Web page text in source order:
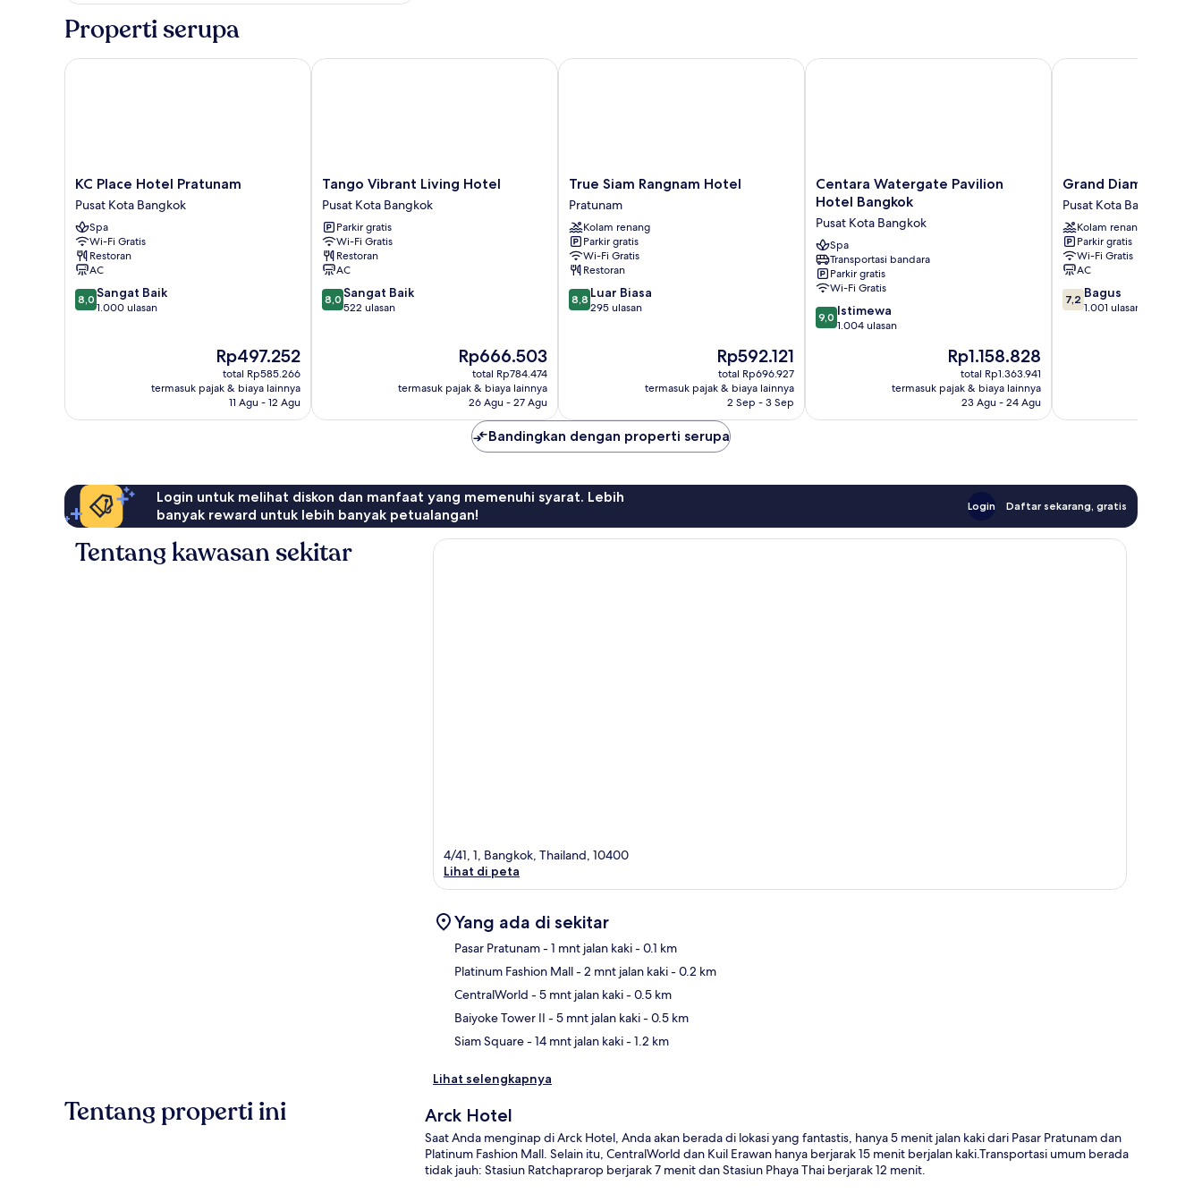
Twin
Properti serupa
KC
Place
Hotel
Pratunam
Pusat
Kota
Bangkok
KC Place Hotel Pratunam
Pusat Kota Bangkok
Spa
Wi-Fi Gratis
Restoran
AC
8.0
dari
8,0 Sangat Baik
1.000 ulasan
Harga
sekarang
Rp497.252
Rp497.252
total Rp585.266
termasuk pajak & biaya lainnya
11 Agu - 12 Agu
KC Place Hotel Pratunam
Tango
Vibrant
Living
Hotel
Pusat
Kota
Bangkok
Tango Vibrant Living Hotel
Pusat Kota Bangkok
Parkir gratis
Wi-Fi Gratis
Restoran
AC
8.0
dari
8,0 Sangat Baik
522 ulasan
Harga
sekarang
Rp666.503
Rp666.503
total Rp784.474
termasuk pajak & biaya lainnya
26 Agu - 27 Agu
Tango Vibrant Living Hotel
True
Siam
Rangnam
Hotel
Pratunam
True Siam Rangnam Hotel
Pratunam
Kolam renang
Parkir gratis
Wi-Fi Gratis
Restoran
8.8
dari
8,8 Luar Biasa
295 ulasan
Harga
sekarang
Rp592.121
Rp592.121
total Rp696.927
termasuk pajak & biaya lainnya
2 Sep - 3 Sep
True Siam Rangnam Hotel
Centara
Watergate
Hotel
Bangkok
Pusat
Kota
Bangkok
Centara Watergate Pavilion
Hotel Bangkok
Pusat Kota Bangkok
Spa
Transportasi bandara
Parkir gratis
Wi-Fi Gratis
9.0
dari
9,0 Istimewa
1.004 ulasan
Harga
sekarang
Rp1.158.828
Rp1.158.828
total Rp1.363.941
termasuk pajak & biaya lainnya
23 Agu - 24 Agu
Centara Watergate Pavilion Hotel Bangkok
Grand
Diamond
Suite
Pusat
Kota
Bangkok
Grand Diamond
Pusat Kota Bangkok
Kolam renang
Parkir gratis
Wi-Fi Gratis
AC
7.2
dari
7,2 Bagus
1.001 ulasan
Grand Diamond Suite
Bandingkan dengan properti serupa
Login untuk melihat diskon dan manfaat yang memenuhi syarat. Lebih
banyak reward untuk lebih banyak petualangan!
Login Daftar sekarang, gratis
Tentang kawasan sekitar
4/41, 1, Bangkok, Thailand, 10400
Lihat di peta
Yang ada di sekitar
Pasar Pratunam- 1 mnt jalan kaki- 0.1 km
Platinum Fashion Mall- 2 mnt jalan kaki- 0.2 km
CentralWorld - 5 mnt jalan kaki- 0.5 km
Baiyoke Tower II - 5 mnt jalan kaki- 0.5 km
Siam Square- 14 mnt jalan kaki- 1.2 km
Lihat selengkapnya
Tentang properti ini Arck Hotel
Saat Anda menginap di Arck Hotel, Anda akan berada di lokasi yang fantastis, hanya 5 menit jalan kaki dari Pasar Pratunam dan
Platinum Fashion Mall. Selain itu, CentralWorld dan Kuil Erawan hanya berjarak 15 menit berjalan kaki.Transportasi umum berada
tidak jauh: Stasiun Ratchaprarop berjarak 7 menit dan Stasiun Phaya Thai berjarak 12 menit.